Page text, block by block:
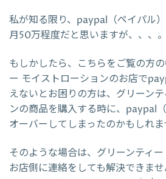
私が知る限り、paypal（ペイパル
月50万程度だと思いますが、、、。
もしかしたら、こちらをご覧の方
ー モイストローションのお店で
えないとお困りの方は、グリーン
ンの商品を購入する時に、paypal
オーバーしてしまったのかもしれ
そのような場合は、グリーンティ
お店側に連絡をしても解決できま